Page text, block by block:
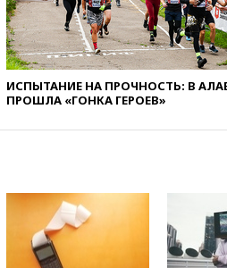
вчера, 18:15
нехватку врачей в
Белгородской
вчера, 17:58ЕС
временную
вчера, 17:35
половиной
все округа
области
ИСПЫТАНИЕ НА ПРОЧНОСТЬ: В
ПРОШЛА «ГОНКА ГЕРОЕВ»